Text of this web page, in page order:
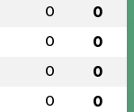
0 0
0 0
0 0
0 0